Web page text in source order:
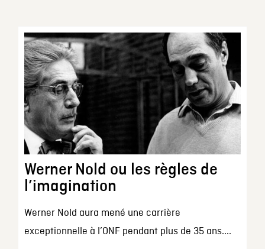
Werner Nold ou les règles de
l’imagination
Werner Nold aura mené une carrière
exceptionnelle à l’ONF pendant plus de 35 ans....